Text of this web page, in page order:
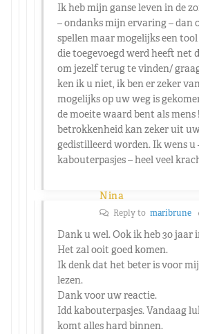
Ik heb mijn ganse leven in de
– ondanks mijn ervaring – dan
spellen maar mogelijks een
die toegevoegd werd heeft net
om jezelf terug te vinden/
ken ik u niet, ik ben er zeker
mogelijks op uw weg is
de moeite waard bent als mens
betrokkenheid kan zeker uit
gedistilleerd worden. Ik wens u
kabouterpasjes – heel veel
Nina
Reply to maribrune
Dank u wel. Ook ik heb 30 jaar
Het zal ooit goed komen.
Ik denk dat het beter is voor
lezen.
Dank voor uw reactie.
Idd kabouterpasjes. Vandaag
komt alles hard binnen.